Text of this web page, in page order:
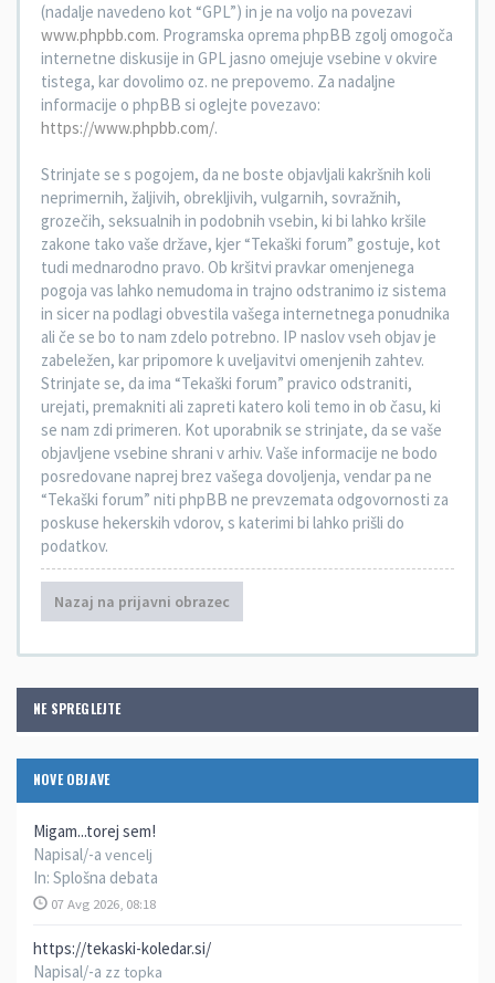
NE SPREGLEJTE
NOVE OBJAVE
Migam...torej sem!
Napisal/-a vencelj
In: Splošna debata
07 Avg 2026, 08:18
https://tekaski-koledar.si/
Napisal/-a zz topka
(nadalje navedeno kot “GPL”) in je na voljo na povezavi
www.phpbb.com. Programska oprema phpBB zgolj omogoča
internetne diskusije in GPL jasno omejuje vsebine v okvire
tistega, kar dovolimo oz. ne prepovemo. Za nadaljne
informacije o phpBB si oglejte povezavo:
https://www.phpbb.com/.
Strinjate se s pogojem, da ne boste objavljali kakršnih koli
neprimernih, žaljivih, obrekljivih, vulgarnih, sovražnih,
grozečih, seksualnih in podobnih vsebin, ki bi lahko kršile
zakone tako vaše države, kjer “Tekaški forum” gostuje, kot
tudi mednarodno pravo. Ob kršitvi pravkar omenjenega
pogoja vas lahko nemudoma in trajno odstranimo iz sistema
in sicer na podlagi obvestila vašega internetnega ponudnika
ali če se bo to nam zdelo potrebno. IP naslov vseh objav je
zabeležen, kar pripomore k uveljavitvi omenjenih zahtev.
Strinjate se, da ima “Tekaški forum” pravico odstraniti,
urejati, premakniti ali zapreti katero koli temo in ob času, ki
se nam zdi primeren. Kot uporabnik se strinjate, da se vaše
objavljene vsebine shrani v arhiv. Vaše informacije ne bodo
posredovane naprej brez vašega dovoljenja, vendar pa ne
“Tekaški forum” niti phpBB ne prevzemata odgovornosti za
poskuse hekerskih vdorov, s katerimi bi lahko prišli do
podatkov.
Nazaj na prijavni obrazec